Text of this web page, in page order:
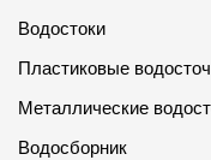
Водостоки
Пластиковые
Металлические
Водосборник